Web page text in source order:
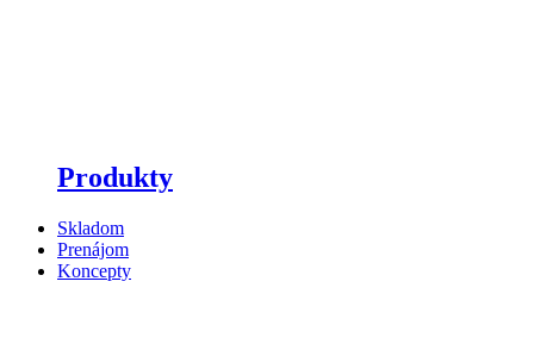
Produkty
Skladom
Prenájom
Koncepty